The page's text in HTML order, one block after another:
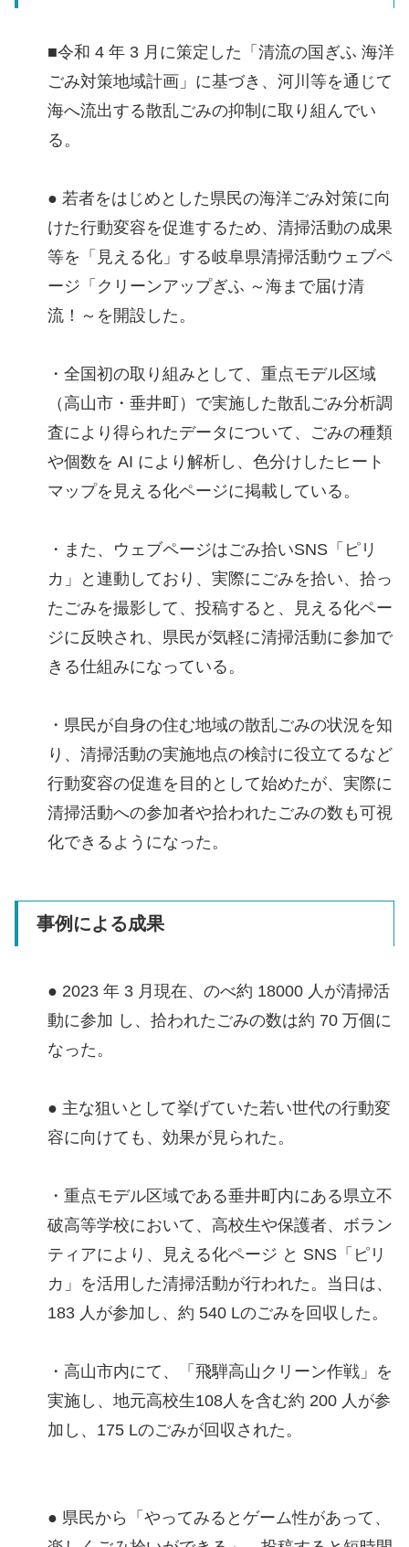
■令和 4 年 3 月に策定した「清流の国ぎふ 海洋
ごみ対策地域計画」に基づき、河川等を通じて
海へ流出する散乱ごみの抑制に取り組んでい
る。
● 若者をはじめとした県民の海洋ごみ対策に向
けた行動変容を促進するため、清掃活動の成果
等を「見える化」する岐阜県清掃活動ウェブペ
ージ「クリーンアップぎふ ～海まで届け清
流！～を開設した。
・全国初の取り組みとして、重点モデル区域
（高山市・垂井町）で実施した散乱ごみ分析調
査により得られたデータについて、ごみの種類
や個数を AI により解析し、色分けしたヒート
マップを見える化ページに掲載している。
・また、ウェブページはごみ拾いSNS「ピリ
カ」と連動しており、実際にごみを拾い、拾っ
たごみを撮影して、投稿すると、見える化ペー
ジに反映され、県民が気軽に清掃活動に参加で
きる仕組みになっている。
・県民が自身の住む地域の散乱ごみの状況を知
り、清掃活動の実施地点の検討に役立てるなど
行動変容の促進を目的として始めたが、実際に
清掃活動への参加者や拾われたごみの数も可視
化できるようになった。
事例による成果
● 2023 年 3 月現在、のべ約 18000 人が清掃活
動に参加 し、拾われたごみの数は約 70 万個に
なった。
● 主な狙いとして挙げていた若い世代の行動変
容に向けても、効果が見られた。
・重点モデル区域である垂井町内にある県立不
破高等学校において、高校生や保護者、ボラン
ティアにより、見える化ページ と SNS「ピリ
カ」を活用した清掃活動が行われた。当日は、
183 人が参加し、約 540 Lのごみを回収した。
・高山市内にて、「飛騨高山クリーン作戦」を
実施し、地元高校生108人を含む約 200 人が参
加し、175 Lのごみが回収された。
● 県民から「やってみるとゲーム性があって、